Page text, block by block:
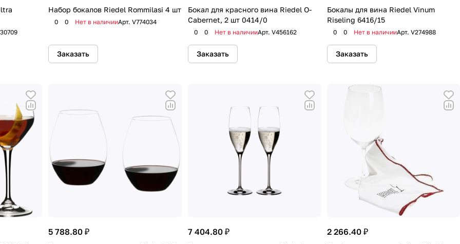
Набор бокалов Riedel Rommilasi 4 шт
0 0 Нет в наличииАрт.V774034
Заказать
Бокал для красного вина Riedel O-
Cabernet, 2 шт 0414/0
0 0 Нет в наличииАрт. V456162
Заказать
Бокалы для вина Riedel Vinum
Riseling 6416/15
0 0 Нет в наличииАрт. V274988
Заказать
5 788.80 ₽ 7 404.80 ₽ 2 266.40 ₽